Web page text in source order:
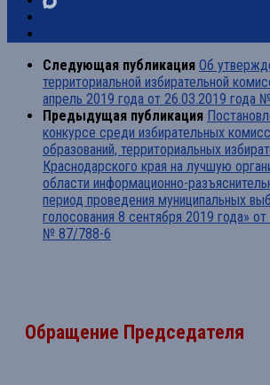
Следующая публикация Об
территориальной избирательной
апрель 2019 года от 26.03.2019 года
Предыдущая публикация
конкурсе среди избирательных
образований, территориальных
Краснодарского края на лучшую
области информационно-
период проведения муниципальных
голосования 8 сентября 2019 года»
№ 87/788-6
Обращение Председателя